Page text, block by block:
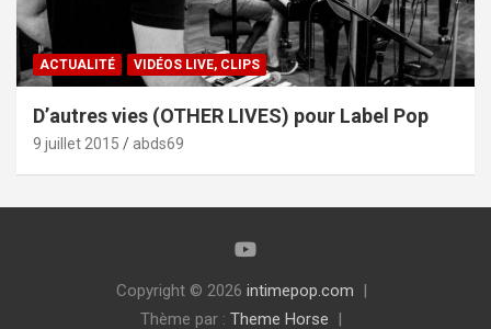
ACTUALITÉ VIDÉOS LIVE, CLIPS
D’autres vies (OTHER LIVES) pour Label Pop
9 juillet 2015 abds69
Copyright © 2026 intimepop.com
Thème par : Theme Horse